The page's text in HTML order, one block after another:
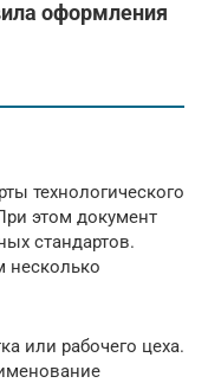
оформления
технологического
этом документ
стандартов.
несколько
или рабочего цеха.